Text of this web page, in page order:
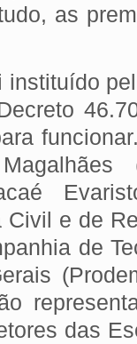
as
instituído
Civil e de
de
das